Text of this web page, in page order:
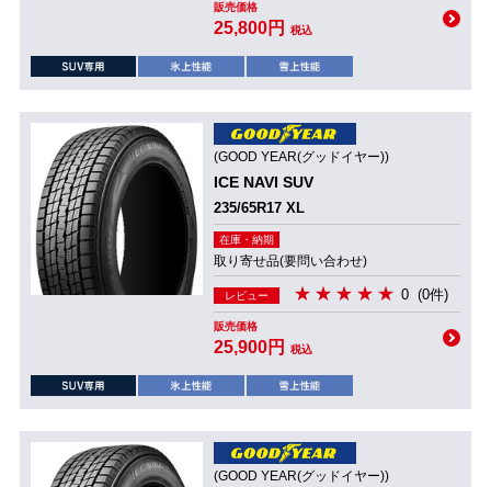
販売価格
25,800円 税込
(GOOD YEAR(グッドイヤー))
ICE NAVI SUV
235/65R17 XL
在庫・納期
取り寄せ品(要問い合わせ)
レビュー 0 (0件)
販売価格
25,900円 税込
(GOOD YEAR(グッドイヤー))